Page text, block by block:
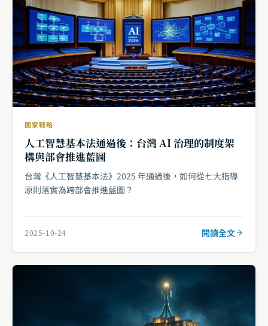
國家戰略
人工智慧基本法通過後：台灣 AI 治理的制度架
構與部會推進藍圖
台灣《人工智慧基本法》2025 年通過後，如何從七大指導
原則落實為跨部會推進藍圖？
2025-10-24 閱讀全文